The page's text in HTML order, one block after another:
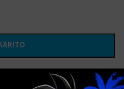
de deseos ×